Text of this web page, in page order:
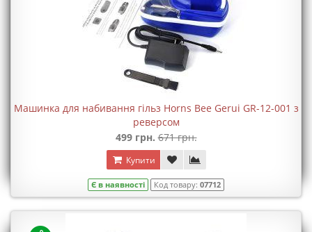
Машинка для набивання гільз Horns Bee Gerui GR-12-001 з
реверсом
499 грн. 671 грн.
Купити
Є в наявності Код товару: 07712